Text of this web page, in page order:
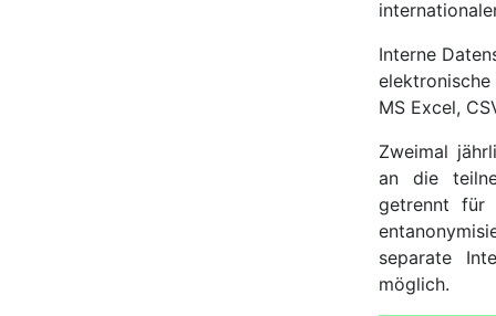
Interne
MS Excel,
Zweimal
an die
getrennt für
separate
möglich.